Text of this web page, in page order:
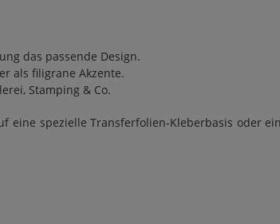
das passende Design.
als filigrane Akzente.
Stamping & Co.
eine spezielle Transferfolien-Kleberbasis oder